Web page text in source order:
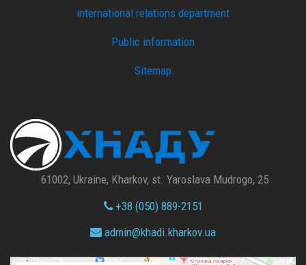
international relations department
Public information
Sitemap
61002, Ukraine, Kharkov, st. Yaroslava Mudrogo, 25
+38 (050) 889-2151
admin@khadi.kharkov.ua